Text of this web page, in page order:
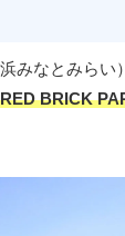
みなとみらい
RED BRICK